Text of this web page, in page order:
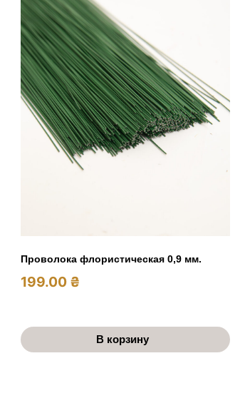
Проволока флористическая 0,9 мм.
199.00 ₴
В корзину